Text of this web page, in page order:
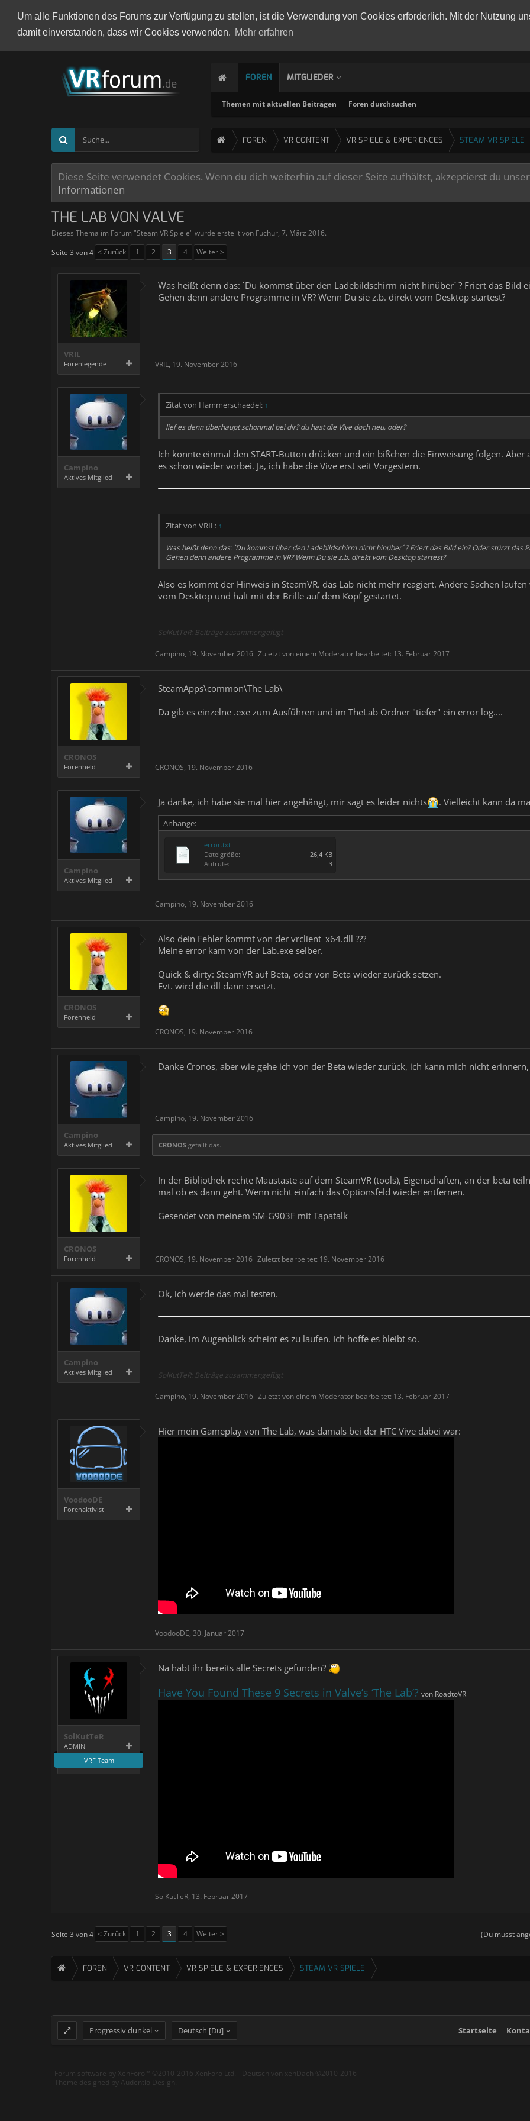
Um alle Funktionen des Forums zur Verfügung zu stellen, ist die Verwendung von Cookies erforderlich. Mit der Nutzung
damit einverstanden, dass wir Cookies verwenden. Mehr erfahren
FOREN
Themen mit aktuellen Beiträgen Foren durchsuchen
MITGLIEDER
FOREN VR CONTENT VR SPIELE & EXPERIENCES STEAM VR SPIELE
Diese Seite verwendet Cookies. Wenn du dich weiterhin auf dieser Seite aufhältst, akzeptierst du
Informationen
THE LAB VON VALVE
Dieses Thema im Forum "Steam VR Spiele" wurde erstellt von Fuchur, 7. März 2016.
Seite 3 von 4 < Zurück 1 2 3 4 Weiter >
VRIL
Forenlegende
Was heißt denn das: `Du kommst über den Ladebildschirm nicht hinüber´ ? Friert das Bild
Gehen denn andere Programme in VR? Wenn Du sie z.b. direkt vom Desktop startest?
VRIL, 19. November 2016
Campino
Aktives Mitglied
Zitat von Hammerschaedel: ↑
lief es denn überhaupt schonmal bei dir? du hast die Vive doch neu, oder?
Ich konnte einmal den START-Button drücken und ein bißchen die Einweisung folgen.
es schon wieder vorbei. Ja, ich habe die Vive erst seit Vorgestern.
Zitat von VRIL: ↑
Was heißt denn das: `Du kommst über den Ladebildschirm nicht hinüber´ ? Friert das Bild ein? Oder stürzt das
Gehen denn andere Programme in VR? Wenn Du sie z.b. direkt vom Desktop startest?
Also es kommt der Hinweis in SteamVR. das Lab nicht mehr reagiert. Andere Sachen
vom Desktop und halt mit der Brille auf dem Kopf gestartet.
SolKutTeR: Beiträge zusammengefügt
Campino, 19. November 2016 Zuletzt von einem Moderator bearbeitet: 13. Februar 2017
CRONOS
Forenheld
SteamApps\common\The Lab\
Da gib es einzelne .exe zum Ausführen und im TheLab Ordner "tiefer" ein error log....
CRONOS, 19. November 2016
Campino
Aktives Mitglied
Ja danke, ich habe sie mal hier angehängt, mir sagt es leider nichts . Vielleicht kann da
Anhänge:
error.txt
Dateigröße:
26,4 KB
Aufrufe:
3
Campino, 19. November 2016
CRONOS
Forenheld
Also dein Fehler kommt von der vrclient_x64.dll ???
Meine error kam von der Lab.exe selber.
Quick & dirty: SteamVR auf Beta, oder von Beta wieder zurück setzen.
Evt. wird die dll dann ersetzt.
CRONOS, 19. November 2016
Campino
Aktives Mitglied
Danke Cronos, aber wie gehe ich von der Beta wieder zurück, ich kann mich nicht
Campino, 19. November 2016
CRONOS gefällt das.
CRONOS
Forenheld
In der Bibliothek rechte Maustaste auf dem SteamVR (tools), Eigenschaften, an der beta
mal ob es dann geht. Wenn nicht einfach das Optionsfeld wieder entfernen.
Gesendet von meinem SM-G903F mit Tapatalk
CRONOS, 19. November 2016 Zuletzt bearbeitet: 19. November 2016
Campino
Aktives Mitglied
Ok, ich werde das mal testen.
Danke, im Augenblick scheint es zu laufen. Ich hoffe es bleibt so.
SolKutTeR: Beiträge zusammengefügt
Campino, 19. November 2016 Zuletzt von einem Moderator bearbeitet: 13. Februar 2017
VoodooDE
Forenaktivist
Hier mein Gameplay von The Lab, was damals bei der HTC Vive dabei war:
VoodooDE, 30. Januar 2017
SolKutTeR
ADMIN
VRF Team
Na habt ihr bereits alle Secrets gefunden?
Have You Found These 9 Secrets in Valve’s ‘The Lab’? von RoadtoVR
SolKutTeR, 13. Februar 2017
(Du musst
Seite 3 von 4 < Zurück 1 2 3 4 Weiter >
FOREN VR CONTENT VR SPIELE & EXPERIENCES STEAM VR SPIELE
Progressiv dunkel Deutsch [Du] Startseite
Forum software by XenForo™ ©2010-2016 XenForo Ltd. - Deutsch von xenDach ©2010-2016
Theme designed by Audentio Design.